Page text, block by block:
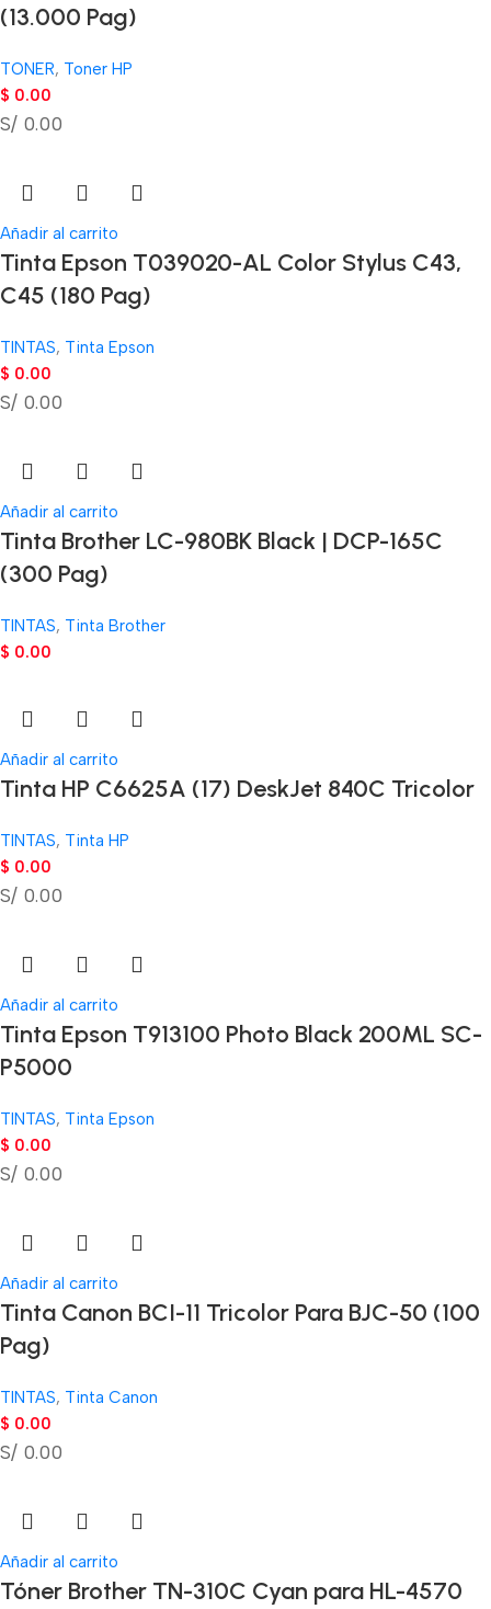
(13.000 Pag)
TONER, Toner HP
$ 0.00
S/ 0.00
Añadir al carrito
Tinta Epson T039020-AL Color Stylus C43,
C45 (180 Pag)
TINTAS, Tinta Epson
$ 0.00
S/ 0.00
Añadir al carrito
Tinta Brother LC-980BK Black | DCP-165C
(300 Pag)
TINTAS, Tinta Brother
$ 0.00
Añadir al carrito
Tinta HP C6625A (17) DeskJet 840C Tricolor
TINTAS, Tinta HP
$ 0.00
S/ 0.00
Añadir al carrito
Tinta Epson T913100 Photo Black 200ML SC-
P5000
TINTAS, Tinta Epson
$ 0.00
S/ 0.00
Añadir al carrito
Tinta Canon BCI-11 Tricolor Para BJC-50 (100
Pag)
TINTAS, Tinta Canon
$ 0.00
S/ 0.00
Añadir al carrito
Tóner Brother TN-310C Cyan para HL-4570